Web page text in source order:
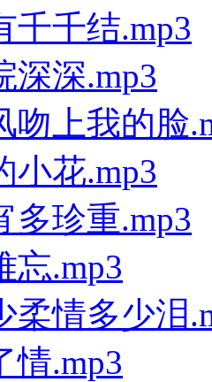
千千结.mp3
深深.mp3
吻上我的脸
小花.mp3
多珍重.mp3
忘.mp3
柔情多少泪
情.mp3